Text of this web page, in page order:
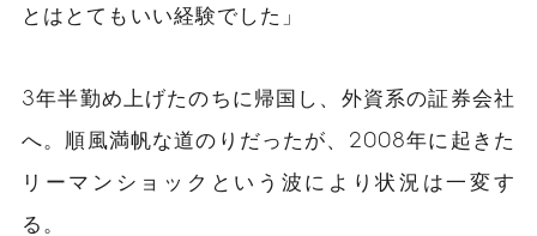
とはとてもいい経験でした」
3年半勤め上げたのちに帰国し、外資系の証券会社
へ。順風満帆な道のりだったが、2008年に起きた
リーマンショックという波により状況は一変す
る。